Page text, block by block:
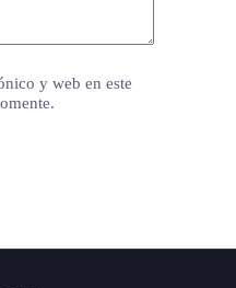
y web en este